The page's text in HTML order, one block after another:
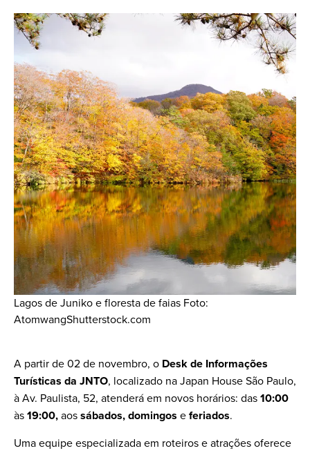
Lagos de Juniko e floresta de faias Foto:
AtomwangShutterstock.com
A partir de 02 de novembro, o Desk de Informações
Turísticas da JNTO, localizado na Japan House São Paulo,
à Av. Paulista, 52, atenderá em novos horários: das 10:00
às 19:00, aos sábados, domingos e feriados.
Uma equipe especializada em roteiros e atrações oferece